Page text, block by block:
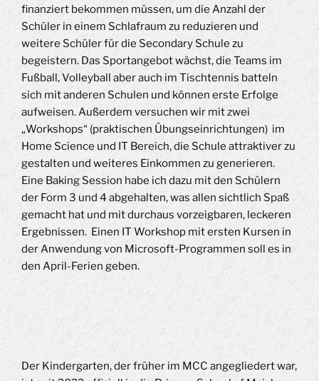
finanziert bekommen müssen, um die Anzahl der
Schüler in einem Schlafraum zu reduzieren und
weitere Schüler für die Secondary Schule zu
begeistern. Das Sportangebot wächst, die Teams im
Fußball, Volleyball aber auch im Tischtennis batteln
sich mit anderen Schulen und können erste Erfolge
aufweisen. Außerdem versuchen wir mit zwei
„Workshops“ (praktischen Übungseinrichtungen) im
Home Science und IT Bereich, die Schule attraktiver zu
gestalten und weiteres Einkommen zu generieren.
Eine Baking Session habe ich dazu mit den Schülern
der Form 3 und 4 abgehalten, was allen sichtlich Spaß
gemacht hat und mit durchaus vorzeigbaren, leckeren
Ergebnissen. Einen IT Workshop mit ersten Kursen in
der Anwendung von Microsoft-Programmen soll es in
den April-Ferien geben.
Der Kindergarten, der früher im MCC angegliedert war,